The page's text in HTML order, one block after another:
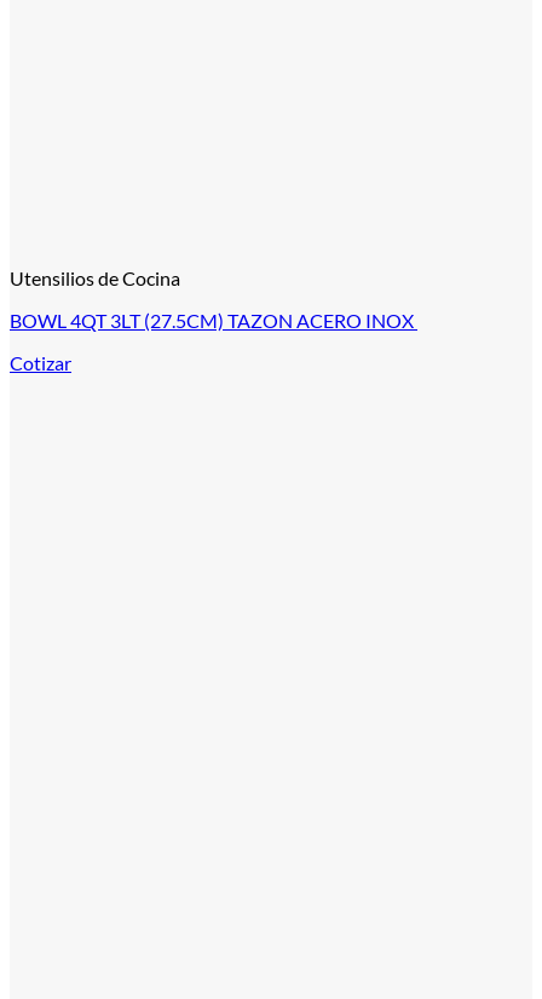
Utensilios de Cocina
BOWL 4QT 3LT (27.5CM) TAZON ACERO INOX
Cotizar